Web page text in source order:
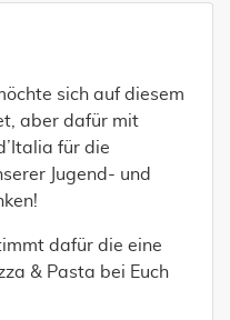
sich auf diesem
aber dafür mit
für die
Jugend- und
dafür die eine
& Pasta bei Euch